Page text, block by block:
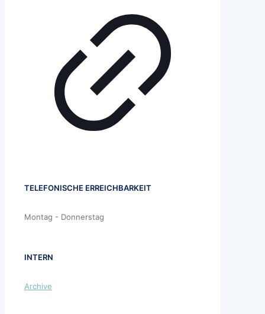
TELEFONISCHE ERREICHBARKEIT
Montag - Donnerstag
INTERN
Archive